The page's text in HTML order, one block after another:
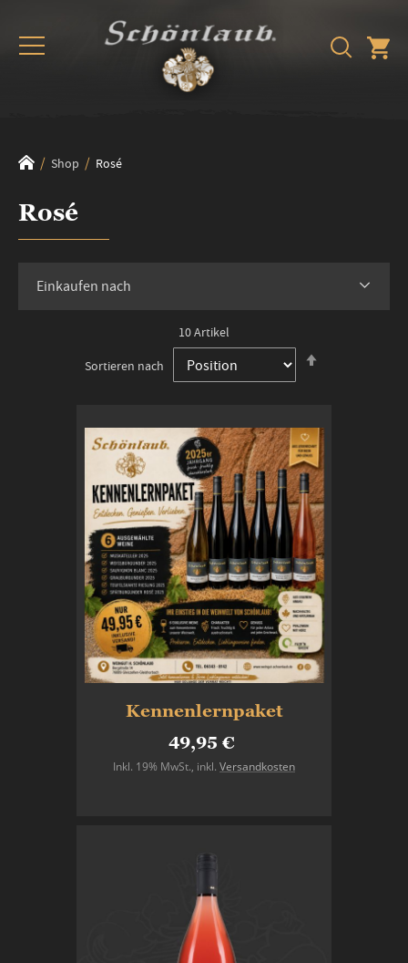
Shop Rosé
Rosé
10Artikel
Sortieren nach
Kennenlernpaket
49,95 €
Inkl. 19% MwSt., inkl. Versandkosten
Einkaufen nach